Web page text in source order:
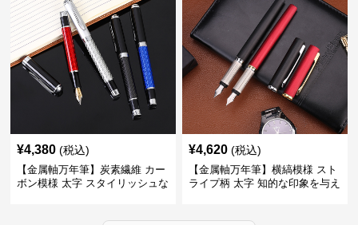
¥4,380 (税込)
【金属軸万年筆】炭素繊維 カー
ボン模様 太字 スタイリッシュな
¥4,620 (税込)
【金属軸万年筆】横縞模様 スト
ライプ柄 太字 知的な印象を与え